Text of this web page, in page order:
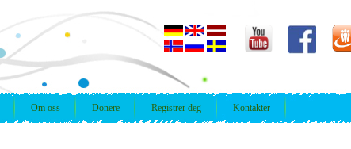
Om oss Donere Registrer deg Kontakter